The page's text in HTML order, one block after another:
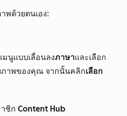
พด้วยตนเอง:
มนูแบบเลื่อนลงภาษาและเลือก
ภาพของคุณ จากนั้นคลิกเลือก
ชิก Content Hub